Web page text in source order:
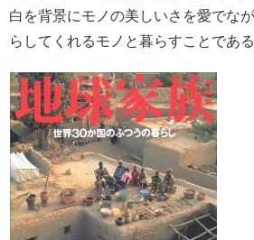
白を背景にモノの美しいさを愛でな
らしてくれるモノと暮らすことである